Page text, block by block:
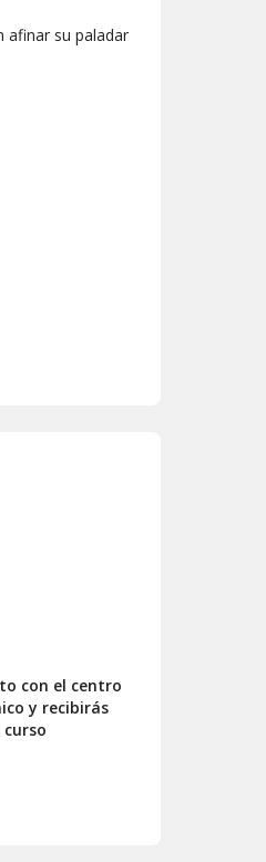
afinar su paladar
las claves de
con el centro
y recibirás
curso